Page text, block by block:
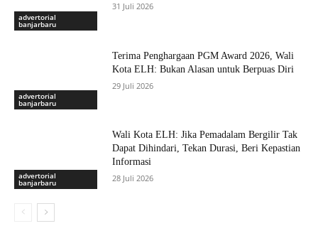
advertorial
banjarbaru
31 Juli 2026
advertorial
banjarbaru
Terima Penghargaan PGM Award 2026, Wali
Kota ELH: Bukan Alasan untuk Berpuas Diri
29 Juli 2026
advertorial
banjarbaru
Wali Kota ELH: Jika Pemadalam Bergilir Tak
Dapat Dihindari, Tekan Durasi, Beri Kepastian
Informasi
28 Juli 2026